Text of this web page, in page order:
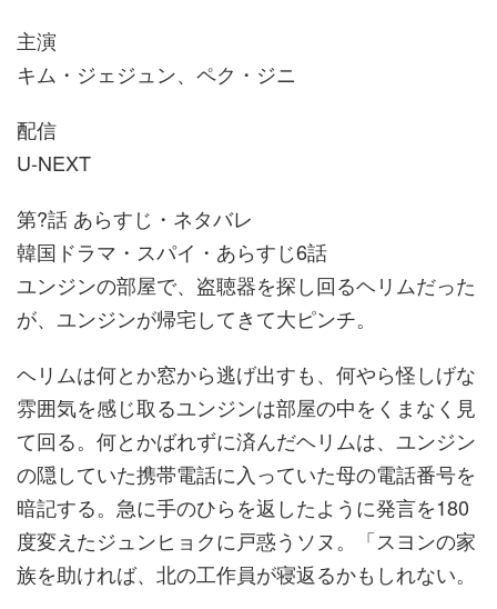
主演
キム・ジェジュン、ペク・ジニ
配信
U-NEXT
第?話 あらすじ・ネタバレ
韓国ドラマ・スパイ・あらすじ6話
ユンジンの部屋で、盗聴器を探し回るヘリムだった
が、ユンジンが帰宅してきて大ピンチ。
ヘリムは何とか窓から逃げ出すも、何やら怪しげな
雰囲気を感じ取るユンジンは部屋の中をくまなく見
て回る。何とかばれずに済んだヘリムは、ユンジン
の隠していた携帯電話に入っていた母の電話番号を
暗記する。急に手のひらを返したように発言を180
度変えたジュンヒョクに戸惑うソヌ。「スヨンの家
族を助ければ、北の工作員が寝返るかもしれない。